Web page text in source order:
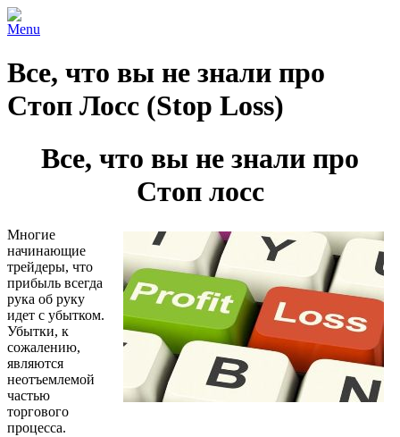
Menu
Все, что вы не знали про
Стоп Лосс (Stop Loss)
Все, что вы не знали про
Стоп лосс
Многие
начинающие
трейдеры, что
прибыль всегда
рука об руку
идет с убытком.
Убытки, к
сожалению,
являются
неотъемлемой
частью
торгового
процесса.